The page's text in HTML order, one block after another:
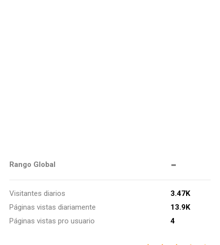
Rango Global -
Visitantes diarios
3.47K
Páginas vistas diariamente
13.9K
Páginas vistas pro usuario
4